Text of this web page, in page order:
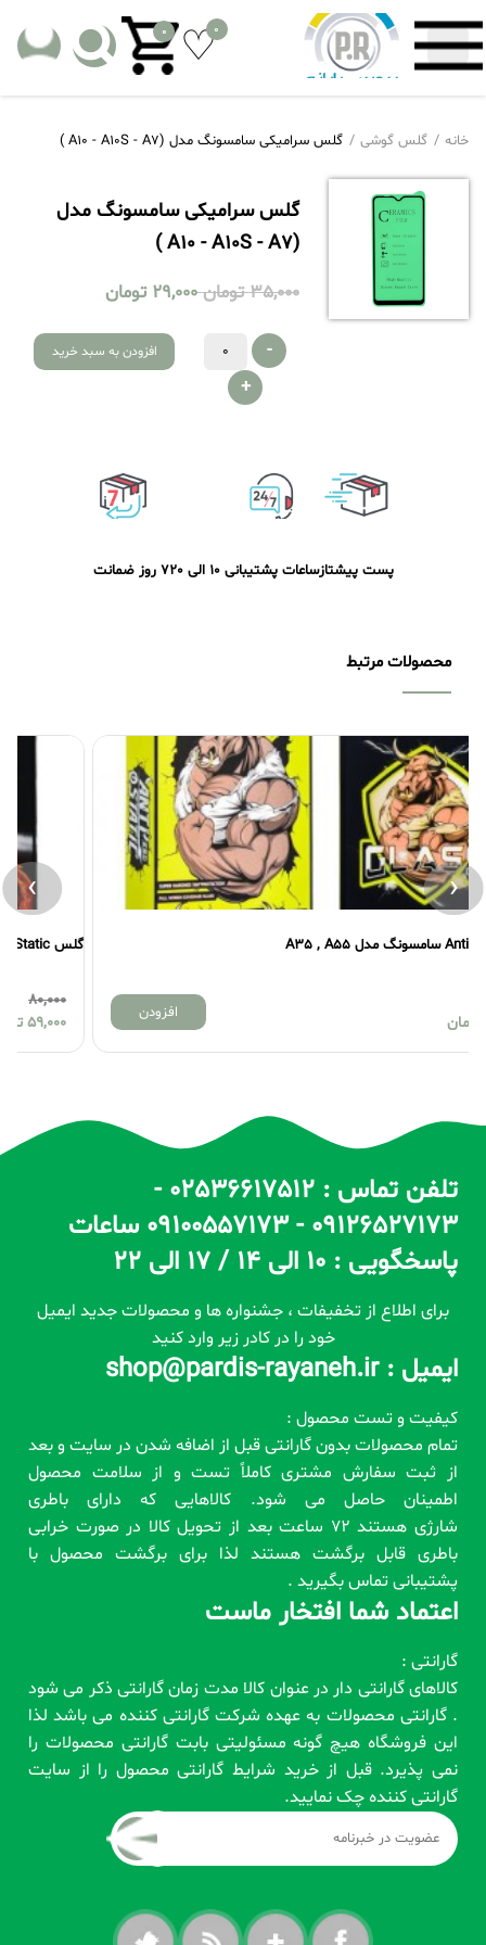
0
0
خانه گلس گوشی گلس سرامیکی سامسونگ مدل (A10 - A10S - A7 )
گلس سرامیکی سامسونگ مدل
(A10 - A10S - A7 )
35,000 تومان 29,000 تومان
-
+
افزودن به سبد خرید
پست پیشتازساعات پشتیبانی 10 الی 20 7 روز ضمانت
محصولات مرتبط
گلس Anti Static آیفون مدل 15
‹
›
تلفن تماس : 02536617512 -
09126527173 - 09100557173 ساعات
پاسخگویی : 10 الی 14 / 17 الی 22
برای اطلاع از تخفیفات ، جشنواره ها و محصولات جدید ایمیل
خود را در کادر زیر وارد کنید
ایمیل : shop@pardis-rayaneh.ir
کیفیت و تست محصول :
تمام محصولات بدون گارانتی قبل از اضافه شدن در سایت و بعد
از ثبت سفارش مشتری کاملاً تست و از سلامت محصول
اطمینان حاصل می شود. کالاهایی که دارای باطری
شارژی هستند 72 ساعت بعد از تحویل کالا در صورت خرابی
باطری قابل برگشت هستند لذا برای برگشت محصول با
پشتیبانی تماس بگیرید .
اعتماد شما افتخار ماست
گارانتی :
کالاهای گارانتی دار در عنوان کالا مدت زمان گارانتی ذکر می شود
. گارانتی محصولات به عهده شرکت گارانتی کننده می باشد لذا
این فروشگاه هیچ گونه مسئولیتی بابت گارانتی محصولات را
نمی پذیرد. قبل از خرید شرایط گارانتی محصول را از سایت
گارانتی کننده چک نمایید.